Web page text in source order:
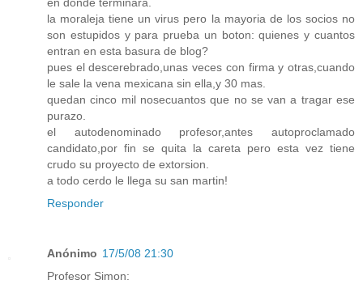
en donde terminara.
la moraleja tiene un virus pero la mayoria de los socios no
son estupidos y para prueba un boton: quienes y cuantos
entran en esta basura de blog?
pues el descerebrado,unas veces con firma y otras,cuando
le sale la vena mexicana sin ella,y 30 mas.
quedan cinco mil nosecuantos que no se van a tragar ese
purazo.
el autodenominado profesor,antes autoproclamado
candidato,por fin se quita la careta pero esta vez tiene
crudo su proyecto de extorsion.
a todo cerdo le llega su san martin!
Responder
Anónimo 17/5/08 21:30
Profesor Simon: